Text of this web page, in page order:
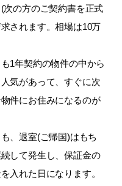
次の方のご契約書を正式
されます。相場は10万
1年契約の物件の中から
気があって、すぐに次
件にお住みになるのが
、退室(ご帰国)はもち
して発生し、保証金の
入れた日になります。